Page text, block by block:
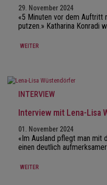
29. November 2024
«5 Minuten vor dem Auftritt
putzen.» Katharina Konradi
WEITER
INTERVIEW
Interview mit Lena-Lisa
01. November 2024
«Im Ausland pflegt man mit
einen deutlich
WEITER